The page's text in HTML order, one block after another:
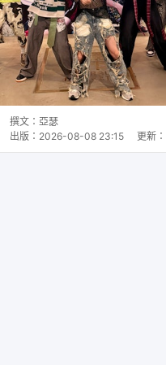
撰文： 亞瑟
出版： 2026-08-08 23:15 更新：